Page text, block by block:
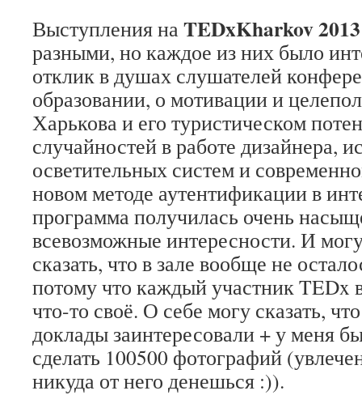
Выступления на TEDxKharkov 2013
разными, но каждое из них было
отклик в душах слушателей
образовании, о мотивации и
Харькова и его туристическом
случайностей в работе дизайнера,
осветительных систем и
новом методе аутентификации в
программа получилась очень
всевозможные интересности. И
сказать, что в зале вообще не
потому что каждый участник TEDx
что-то своё. О себе могу сказать,
доклады заинтересовали + у меня
сделать 100500 фотографий
никуда от него денешься :)).